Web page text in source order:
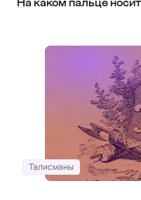
На каком пальце
Талисманы